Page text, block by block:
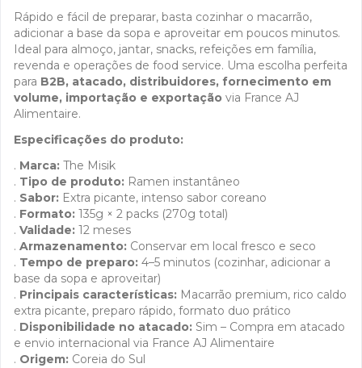
Rápido e fácil de preparar, basta cozinhar o macarrão,
adicionar a base da sopa e aproveitar em poucos minutos.
Ideal para almoço, jantar, snacks, refeições em família,
revenda e operações de food service. Uma escolha perfeita
para B2B, atacado, distribuidores, fornecimento em
volume, importação e exportação via France AJ
Alimentaire.
Especificações do produto:
. Marca: The Misik
. Tipo de produto: Ramen instantâneo
. Sabor: Extra picante, intenso sabor coreano
. Formato: 135g × 2 packs (270g total)
. Validade: 12 meses
. Armazenamento: Conservar em local fresco e seco
. Tempo de preparo: 4–5 minutos (cozinhar, adicionar a
base da sopa e aproveitar)
. Principais características: Macarrão premium, rico caldo
extra picante, preparo rápido, formato duo prático
. Disponibilidade no atacado: Sim – Compra em atacado
e envio internacional via France AJ Alimentaire
. Origem: Coreia do Sul